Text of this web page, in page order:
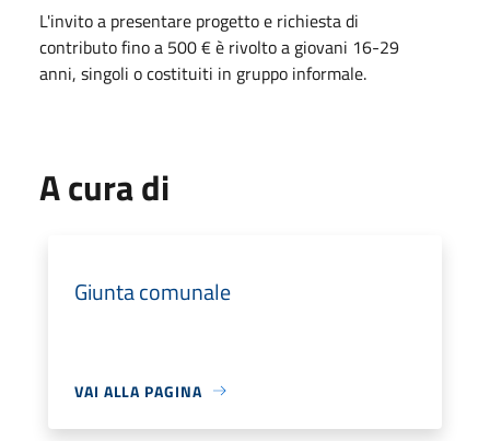
L'invito a presentare progetto e richiesta di
contributo fino a 500 € è rivolto a giovani 16-29
anni, singoli o costituiti in gruppo informale.
A cura di
Giunta comunale
VAI ALLA PAGINA